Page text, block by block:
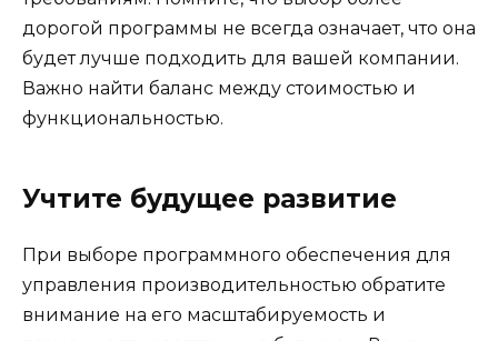
дорогой программы не всегда означает, что она
будет лучше подходить для вашей компании.
Важно найти баланс между стоимостью и
функциональностью.
Учтите будущее развитие
При выборе программного обеспечения для
управления производительностью обратите
внимание на его масштабируемость и